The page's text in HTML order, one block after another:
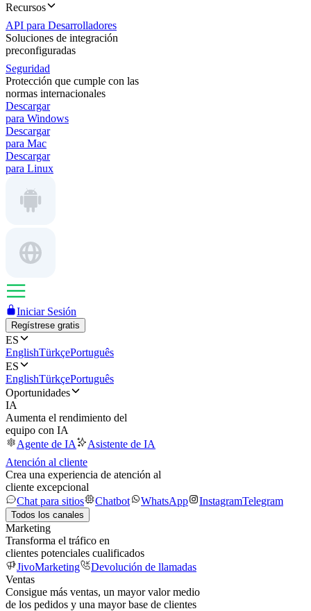
Recursos
API para Desarrolladores
Soluciones de integración
preconfiguradas
Seguridad
Protección que cumple con las
normas internacionales
Descargar
para Windows
Descargar
para Mac
Descargar
para Linux
Iniciar Sesión
Regístrese gratis
ES
EnglishTürkçePortuguês
ES
EnglishTürkçePortuguês
Oportunidades
IA
Aumenta el rendimiento del
equipo con IA
Agente de IA
Asistente de IA
Atención al cliente
Crea una experiencia de atención al
cliente excepcional
Chat para sitios
Chatbot WhatsApp InstagramTelegram
Todos los canales
Marketing
Transforma el tráfico en
clientes potenciales cualificados
JivoMarketing
Devolución de llamadas
Ventas
Consigue más ventas, un mayor valor medio
de los pedidos y una mayor base de clientes